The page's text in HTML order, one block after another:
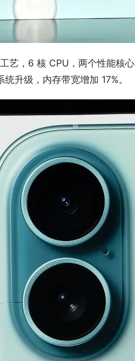
艺，6 核 CPU，两个性能核
升级，内存带宽增加 17%。